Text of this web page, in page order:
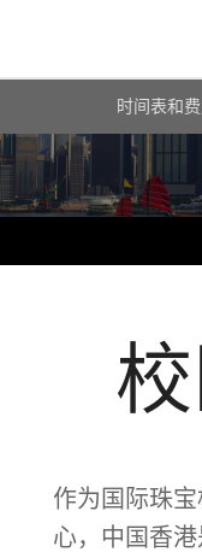
时间表和
作为国际珠
心，中国香